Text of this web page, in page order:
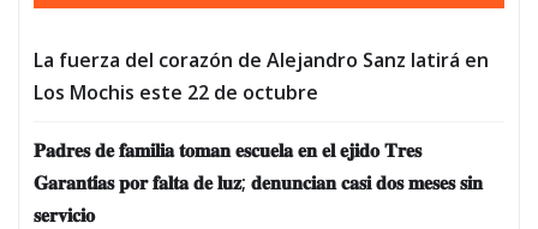
La fuerza del corazón de Alejandro Sanz latirá en
Los Mochis este 22 de octubre
𝐏𝐚𝐝𝐫𝐞𝐬 𝐝𝐞 𝐟𝐚𝐦𝐢𝐥𝐢𝐚 𝐭𝐨𝐦𝐚𝐧 𝐞𝐬𝐜𝐮𝐞𝐥𝐚 𝐞𝐧 𝐞𝐥 𝐞𝐣𝐢𝐝𝐨 𝐓𝐫𝐞𝐬
𝐆𝐚𝐫𝐚𝐧𝐭𝐢́𝐚𝐬 𝐩𝐨𝐫 𝐟𝐚𝐥𝐭𝐚 𝐝𝐞 𝐥𝐮𝐳; 𝐝𝐞𝐧𝐮𝐧𝐜𝐢𝐚𝐧 𝐜𝐚𝐬𝐢 𝐝𝐨𝐬 𝐦𝐞𝐬𝐞𝐬 𝐬𝐢𝐧
𝐬𝐞𝐫𝐯𝐢𝐜𝐢𝐨